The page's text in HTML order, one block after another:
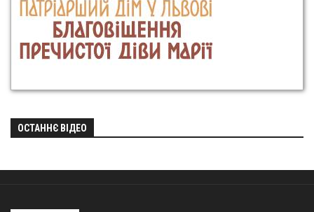
ОСТАННЄ ВІДЕО